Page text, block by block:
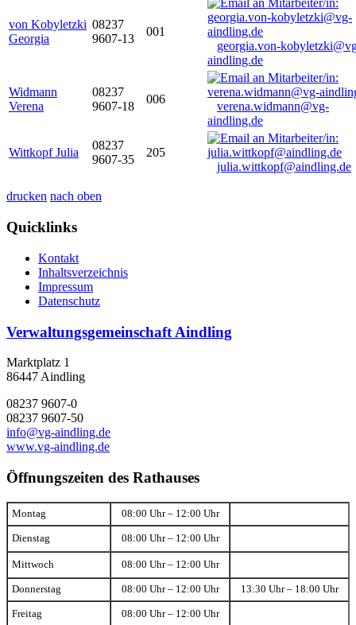
von Kobyletzki
Georgia
08237
9607-13
001
georgia.von-
aindling.de
Widmann
Verena
08237
9607-18
006
verena.widmann@vg-
aindling.de
Wittkopf Julia
08237
9607-35
205
julia.wittkopf@aindling.de
drucken nach oben
Quicklinks
Kontakt
Inhaltsverzeichnis
Impressum
Datenschutz
Verwaltungsgemeinschaft Aindling
Marktplatz 1
86447 Aindling
08237 9607-0
08237 9607-50
info@vg-aindling.de
www.vg-aindling.de
Öffnungszeiten des Rathauses
Montag 08:00 Uhr – 12:00 Uhr
Dienstag 08:00 Uhr – 12:00 Uhr
Mittwoch 08:00 Uhr – 12:00 Uhr
Donnerstag 08:00 Uhr – 12:00 Uhr 13:30 Uhr – 18:00 Uhr
Freitag 08:00 Uhr – 12:00 Uhr